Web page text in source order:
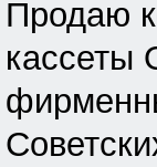
Продаю
кассеты